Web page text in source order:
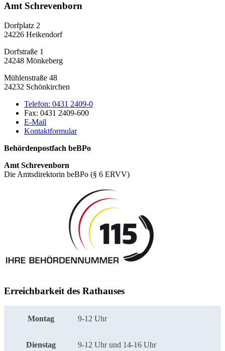
Amt Schrevenborn
Dorfplatz 2
24226 Heikendorf
Dorfstraße 1
24248 Mönkeberg
Mühlenstraße 48
24232 Schönkirchen
Telefon: 0431 2409-0
Fax: 0431 2409-600
E-Mail
Kontaktformular
Behördenpostfach beBPo
Amt Schrevenborn
Die Amtsdirektorin beBPo (§ 6 ERVV)
Erreichbarkeit des Rathauses
Montag 9-12 Uhr
Dienstag 9-12 Uhr und 14-16 Uhr